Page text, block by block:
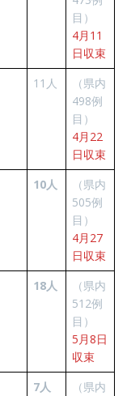
目）
4月11
日収束
11人
（県内
498例
目）
4月22
日収束
10人
（県内
505例
目）
4月27
日収束
18人
（県内
512例
目）
5月8日
収束
7人
（県内